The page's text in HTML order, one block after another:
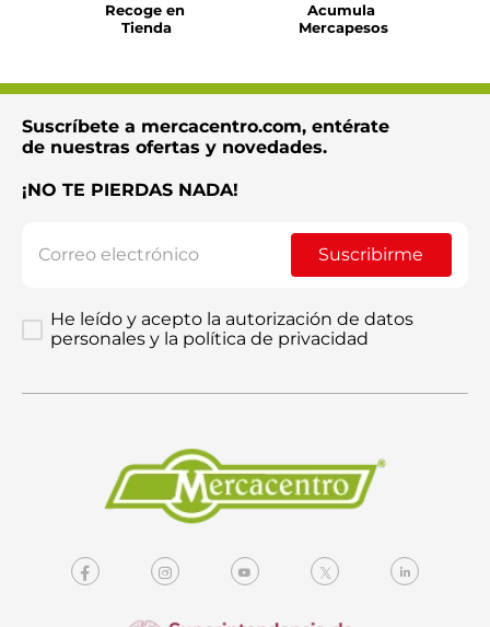
Recoge en
Tienda
Acumula
Mercapesos
Suscríbete a mercacentro.com, entérate
de nuestras ofertas y novedades.
¡NO TE PIERDAS NADA!
Suscribirme
He leído y acepto la autorización de datos
personales y la política de privacidad